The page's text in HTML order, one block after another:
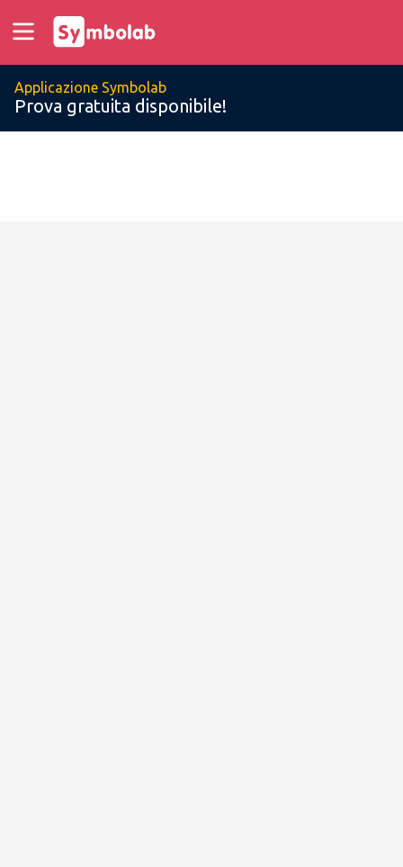
Applicazione Symbolab
Prova gratuita disponibile!